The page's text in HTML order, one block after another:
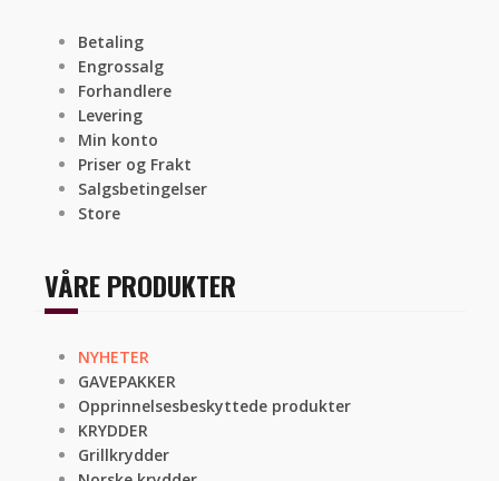
Betaling
Engrossalg
Forhandlere
Levering
Min konto
Priser og Frakt
Salgsbetingelser
Store
VÅRE PRODUKTER
NYHETER
GAVEPAKKER
Opprinnelsesbeskyttede produkter
KRYDDER
Grillkrydder